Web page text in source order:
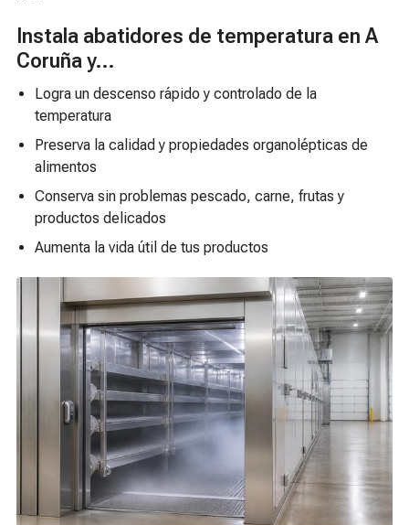
Instala abatidores de temperatura en A
Coruña y...
Logra un descenso rápido y controlado de la
temperatura
Preserva la calidad y propiedades organolépticas de
alimentos
Conserva sin problemas pescado, carne, frutas y
productos delicados
Aumenta la vida útil de tus productos